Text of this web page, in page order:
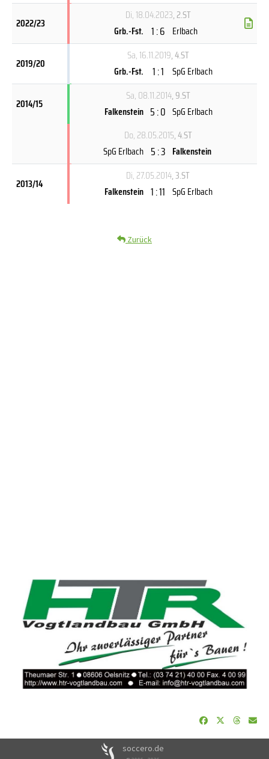
2022/23
Di, 18.04.2023, 2.ST
Grb.-Fst. 1 : 6 Erlbach
2019/20
Sa, 16.11.2019, 4.ST
Grb.-Fst.
1 : 1 SpG Erlbach
2014/15
Sa, 08.11.2014, 9.ST
Falkenstein 5 : 0 SpG Erlbach
Do, 28.05.2015, 4.ST
SpG Erlbach 5 : 3 Falkenstein
2013/14
Di, 27.05.2014, 3.ST
Falkenstein 1 : 11 SpG Erlbach
Zurück
soccero.de